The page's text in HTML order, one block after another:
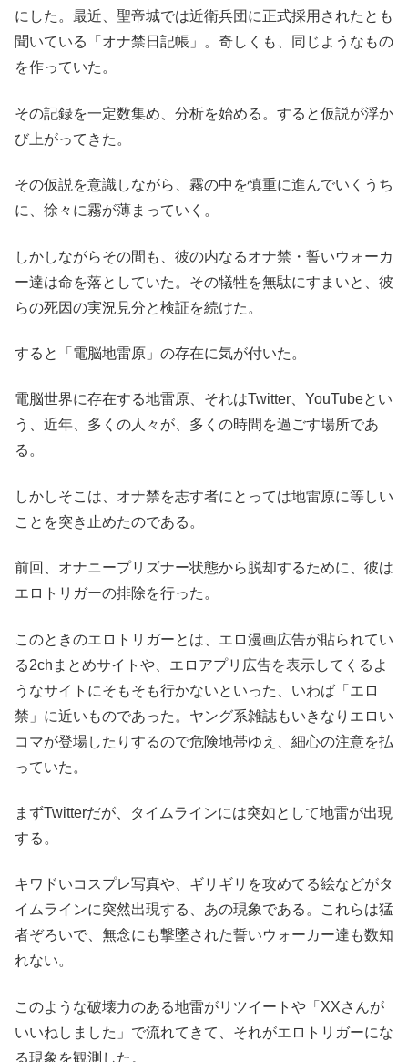
にした。最近、聖帝城では近衛兵団に正式採用されたとも
聞いている「オナ禁日記帳」。 奇しくも、同じようなもの
を作っていた。
その記録を一定数集め、分析を始める。 すると仮説が浮か
び上がってきた。
その仮説を意識しながら、霧の中を慎重に進んでいくうち
に、徐々に霧が薄まっていく。
しかしながらその間も、彼の内なるオナ禁・誓いウォーカ
ー達は命を落としていた。その犠牲を無駄にすまいと、彼
らの死因の実況見分と検証を続けた。
すると「電脳地雷原」の存在に気が付いた。
電脳世界に存在する地雷原、それはTwitter、YouTubeとい
う、近年、多くの人々が、多くの時間を過ごす場所であ
る。
しかしそこは、オナ禁を志す者にとっては地雷原に等しい
ことを突き止めたのである。
前回、オナニープリズナー状態から脱却するために、彼は
エロトリガーの排除を行った。
このときのエロトリガーとは、エロ漫画広告が貼られてい
る2chまとめサイトや、エロアプリ広告を表示してくるよ
うなサイトにそもそも行かないといった、いわば「エロ
禁」に近いものであった。ヤング系雑誌もいきなりエロい
コマが登場したりするので危険地帯ゆえ、細心の注意を払
っていた。
まずTwitterだが、タイムラインには突如として地雷が出現
する。
キワドいコスプレ写真や、ギリギリを攻めてる絵などがタ
イムラインに突然出現する、あの現象である。これらは猛
者ぞろいで、無念にも撃墜された誓いウォーカー達も数知
れない。
このような破壊力のある地雷がリツイートや「XXさんが
いいねしました」で流れてきて、それがエロトリガーにな
る現象を観測した。